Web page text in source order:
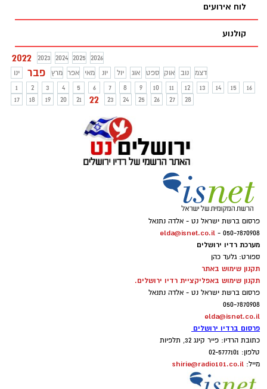
לוח אירועים
קולנוע
2022 2023 2024 2025
2026
ינו
פבר מרץ אפר מאי יונ יול אוג ספט אוק נוב
דצמ
1
2 3 4 5 6 7 8 9 10 11 12 13 14 15
16
17
18 19 20 21 22 23 24 25 26 27 28
פרסום ברשת ישראל נט - אלדה נתנאל
050-7870908 -
elda@isnet.co.il
מערכת רדיו ירושלים
ספורט: גלעד כהן
תקנון שימוש באתר
תקנון שימוש באפליקציית רדיו ירושלים.
פרסום ברשת ישראל נט - אלדה נתנאל
050-7870908
elda@isnet.co.il
פרסום ברדיו ירושלים
כתובת הרדיו: פייר קינג 32, תלפיות
טלפון: 02-5777101
מייל: shirie@radio101.co.il